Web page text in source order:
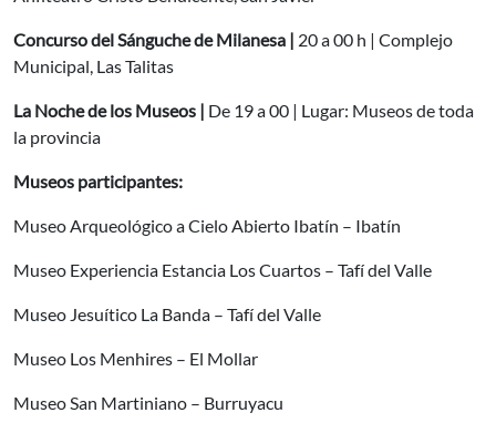
Concurso del Sánguche de Milanesa | 20 a 00 h | Complejo
Municipal, Las Talitas
La Noche de los Museos | De 19 a 00 | Lugar: Museos de toda
la provincia
Museos participantes:
Museo Arqueológico a Cielo Abierto Ibatín – Ibatín
Museo Experiencia Estancia Los Cuartos – Tafí del Valle
Museo Jesuítico La Banda – Tafí del Valle
Museo Los Menhires – El Mollar
Museo San Martiniano – Burruyacu